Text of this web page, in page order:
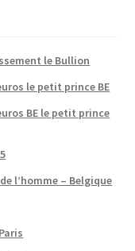
le Bullion
le petit prince BE
BE le petit prince
l’homme – Belgique